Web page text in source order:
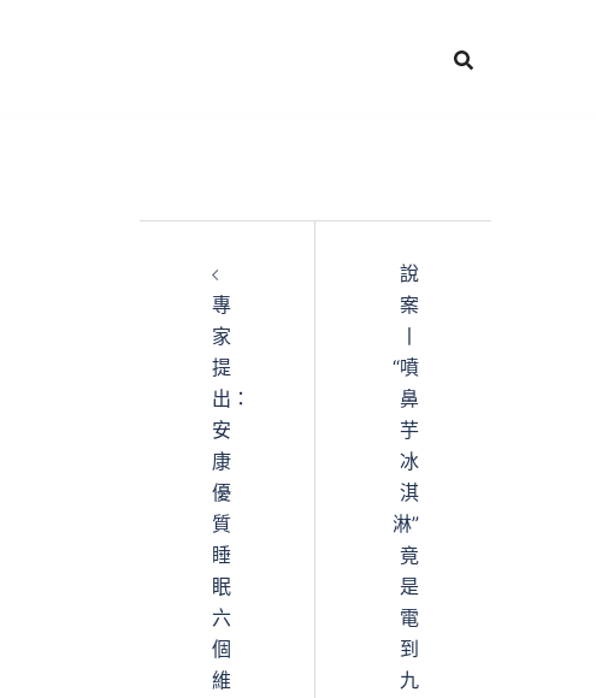
專
家
提
出：
安
康
優
質
睡
眠
六
個
維
說
案
“噴
鼻
芋
冰
淇
淋”
竟
是
電
到
九